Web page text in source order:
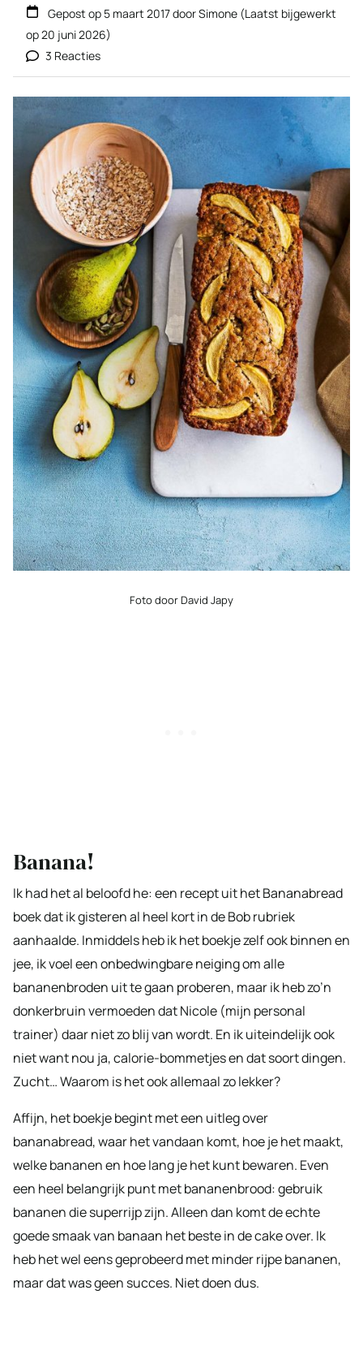
Gepost op 5 maart 2017doorSimone (Laatst bijgewerkt
op20 juni 2026)
3 Reacties
Foto door David Japy
Banana!
Ik had het al beloofd he: een recept uit het Bananabread
boek dat ik gisteren al heel kort in de Bob rubriek
aanhaalde. Inmiddels heb ik het boekje zelf ook binnen en
jee, ik voel een onbedwingbare neiging om alle
bananenbroden uit te gaan proberen, maar ik heb zo’n
donkerbruin vermoeden dat Nicole (mijn personal
trainer) daar niet zo blij van wordt. En ik uiteindelijk ook
niet want nou ja, calorie-bommetjes en dat soort dingen.
Zucht… Waarom is het ook allemaal zo lekker?
Affijn, het boekje begint met een uitleg over
bananabread, waar het vandaan komt, hoe je het maakt,
welke bananen en hoe lang je het kunt bewaren. Even
een heel belangrijk punt met bananenbrood: gebruik
bananen die superrijp zijn. Alleen dan komt de echte
goede smaak van banaan het beste in de cake over. Ik
heb het wel eens geprobeerd met minder rijpe bananen,
maar dat was geen succes. Niet doen dus.